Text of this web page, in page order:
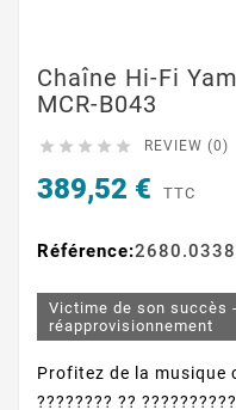
Chaîne Hi-Fi
MCR-B043
     REVIEW (0)
389,52 € TTC
Référence:
Victime de son succès
réapprovisionnement
Profitez de la musique
???????? ??